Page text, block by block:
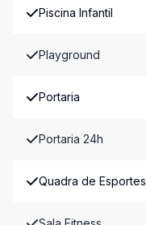
Piscina Infantil
Playground
Portaria
Portaria 24h
Quadra de Esportes